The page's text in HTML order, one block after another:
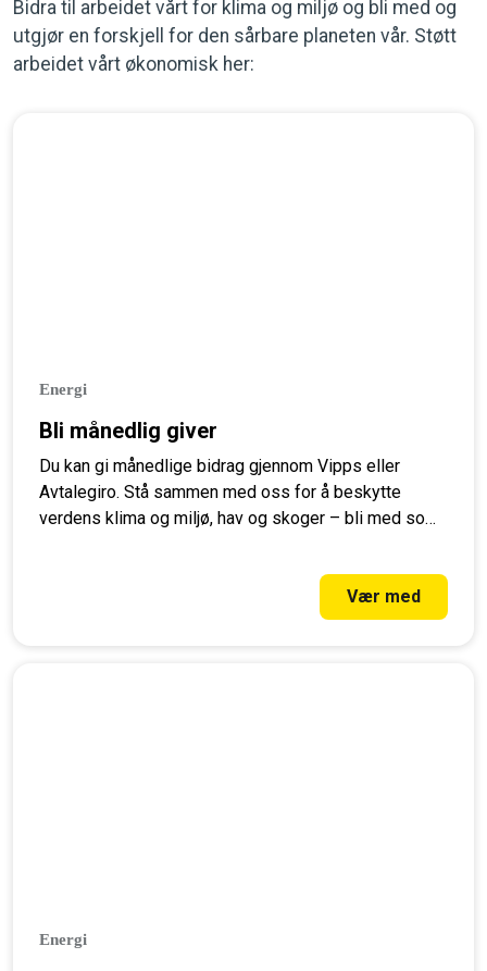
Bidra til arbeidet vårt for klima og miljø og bli med og
utgjør en forskjell for den sårbare planeten vår. Støtt
arbeidet vårt økonomisk her:
Energi
Bli månedlig giver
Du kan gi månedlige bidrag gjennom Vipps eller
Avtalegiro. Stå sammen med oss for å beskytte
verdens klima og miljø, hav og skoger – bli med som
Vær med
Energi